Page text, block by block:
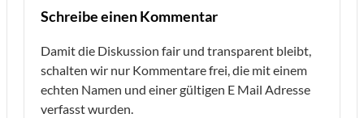
Schreibe einen Kommentar
Damit die Diskussion fair und transparent bleibt,
schalten wir nur Kommentare frei, die mit einem
echten Namen und einer gültigen E Mail Adresse
verfasst wurden.